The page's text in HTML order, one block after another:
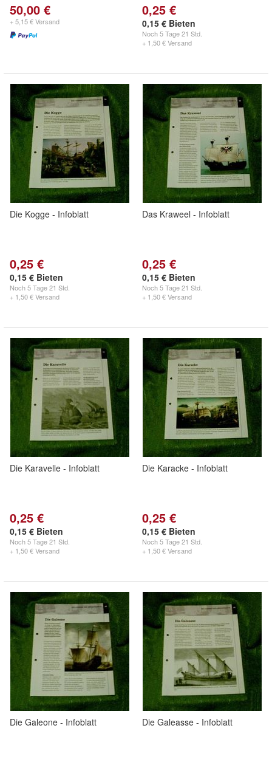
50,00 €
+ 5,15 € Versand
0,25 €
0,15 € Bieten
Noch5 Tage 21 Std.
+ 1,50 € Versand
Die Kogge - Infoblatt
0,25 €
0,15 € Bieten
Noch5 Tage 21 Std.
+ 1,50 € Versand
Das Kraweel - Infoblatt
0,25 €
0,15 € Bieten
Noch5 Tage 21 Std.
+ 1,50 € Versand
Die Karavelle - Infoblatt
0,25 €
0,15 € Bieten
Noch5 Tage 21 Std.
+ 1,50 € Versand
Die Karacke - Infoblatt
0,25 €
0,15 € Bieten
Noch5 Tage 21 Std.
+ 1,50 € Versand
Die Galeone - Infoblatt Die Galeasse - Infoblatt